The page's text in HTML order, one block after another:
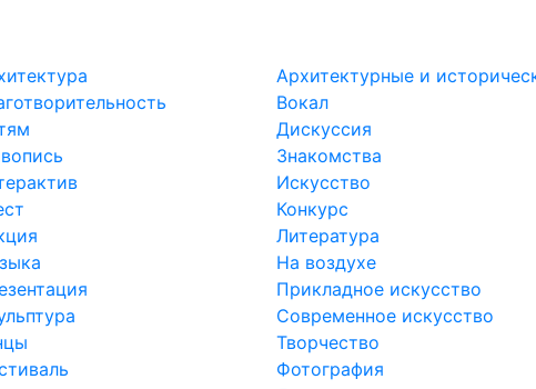
Архитектурные и
Вокал
Дискуссия
Знакомства
Искусство
Конкурс
Литература
На воздухе
Прикладное искусство
Современное искусство
Творчество
Фотография